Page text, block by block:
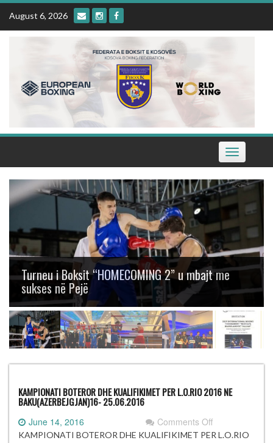
Skip
content
August 6, 2026
Toggle
navigation
Turneu i Boksit “HOMECOMING 2” u mbajt me
sukses në Pejë
KAMPIONATI BOTEROR DHE KUALIFIKIMET PER L.O.RIO 2016 NE
BAKU(AZERBEJGJAN)16- 25.06.2016
June 14, 2016 Comments Offon
KAMPIONATI
KAMPIONATI BOTEROR DHE KUALIFIKIMET PER L.O.RIO